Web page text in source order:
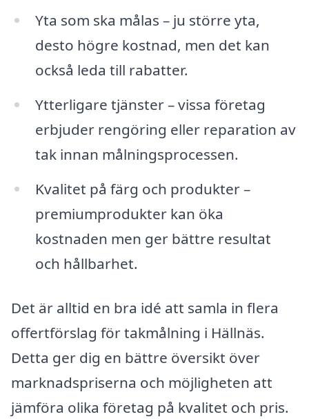
Yta som ska målas – ju större yta,
desto högre kostnad, men det kan
också leda till rabatter.
Ytterligare tjänster – vissa företag
erbjuder rengöring eller reparation av
tak innan målningsprocessen.
Kvalitet på färg och produkter –
premiumprodukter kan öka
kostnaden men ger bättre resultat
och hållbarhet.
Det är alltid en bra idé att samla in flera
offertförslag för takmålning i Hällnäs.
Detta ger dig en bättre översikt över
marknadspriserna och möjligheten att
jämföra olika företag på kvalitet och pris.